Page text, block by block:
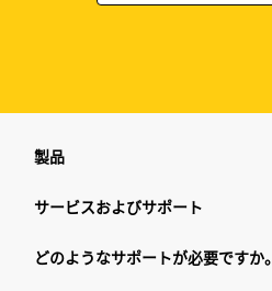
製品
サービスおよびサポート
どのようなサポートが必要ですか。